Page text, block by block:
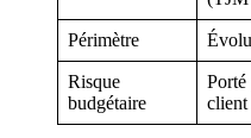
Périmètre
Risque
budgétaire
Porté
client